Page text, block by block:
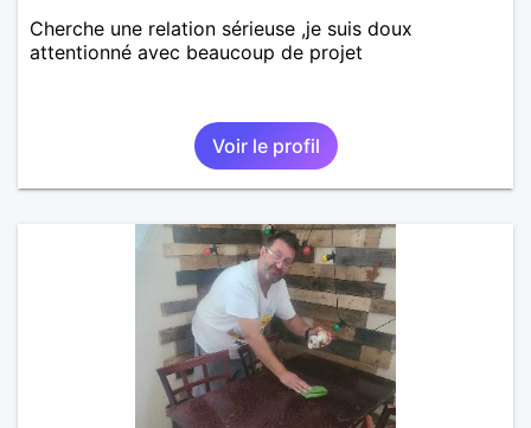
Cherche une relation sérieuse ,je suis doux
attentionné avec beaucoup de projet
Voir le profil